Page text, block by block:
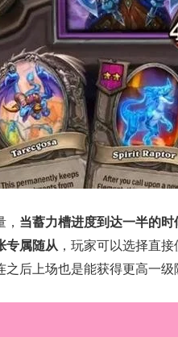
当蓄力槽进度到达一半的
专属随从 ，玩家可以选择直
后上场也是能获得更高一级
漫谈：从MU开始，为
网游翅膀成了"躲不掉
需"？